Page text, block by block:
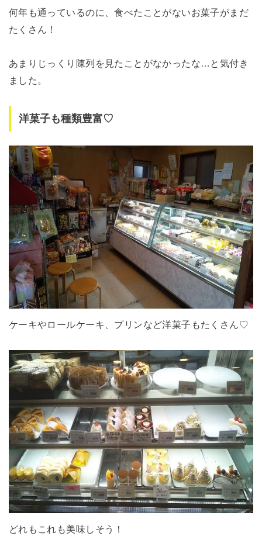
何年も通っているのに、食べたことがないお菓子がまだ
たくさん！
あまりじっくり陳列を見たことがなかったな…と気付き
ました。
洋菓子も種類豊富♡
ケーキやロールケーキ、プリンなど洋菓子もたくさん♡
どれもこれも美味しそう！